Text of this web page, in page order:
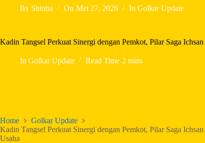
By Shintia On Mei 27, 2026 In Golkar Update
Kadin Tangsel Perkuat Sinergi dengan Pemkot, Pilar Saga
In Golkar Update Read Time 2 mins
Home
Golkar Update
Kadin Tangsel Perkuat Sinergi dengan Pemkot, Pilar Saga
Usaha